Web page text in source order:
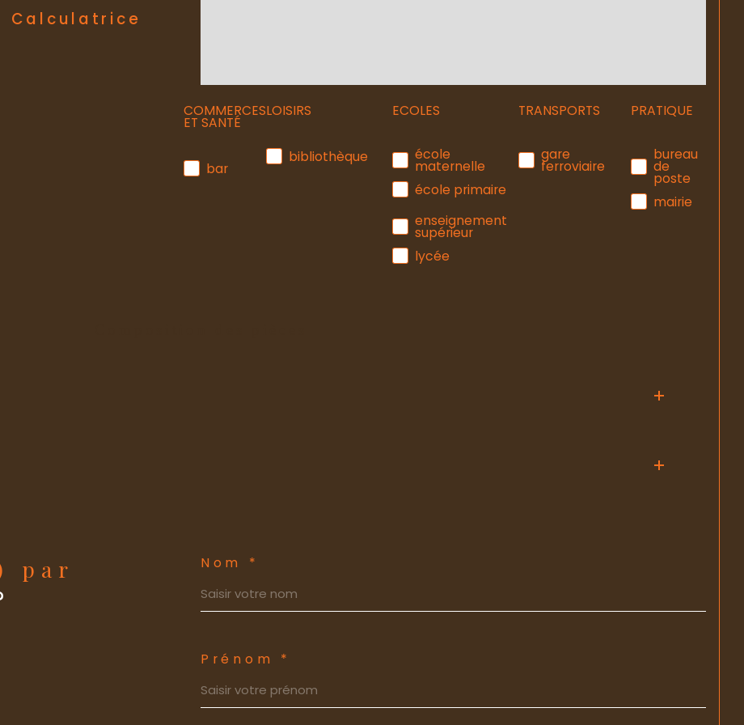
Calculatrice
COMMERCES
ET SANTÉ
bar
LOISIRS
bibliothèque
ECOLES
école
maternelle
école primaire
enseignement
supérieur
lycée
TRANSPORTS
gare
ferroviaire
PRATIQUE
bureau
de
poste
mairie
par Nom *
Prénom *